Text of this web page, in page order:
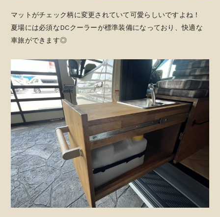
マットがチェック柄に変更されていて可愛らしいですよね！
夏場には必須なDCクーラーが標準装備になっており、快適な
車旅ができます◎